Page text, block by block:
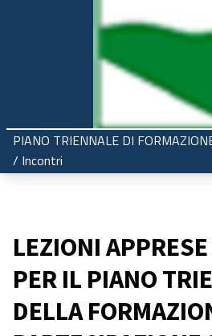
Regione Emilia-Romagna Partecipazione
/ Incontri
LEZIONI APPRESE
PER IL PIANO
DELLA